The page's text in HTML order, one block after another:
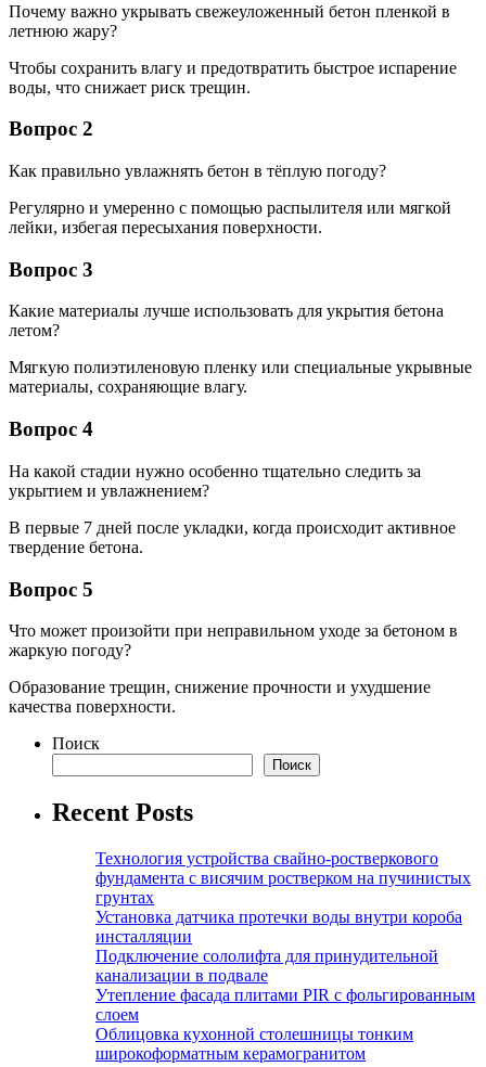
Почему важно укрывать свежеуложенный бетон пленкой в
летнюю жару?
Чтобы сохранить влагу и предотвратить быстрое испарение
воды, что снижает риск трещин.
Вопрос 2
Как правильно увлажнять бетон в тёплую погоду?
Регулярно и умеренно с помощью распылителя или мягкой
лейки, избегая пересыхания поверхности.
Вопрос 3
Какие материалы лучше использовать для укрытия бетона
летом?
Мягкую полиэтиленовую пленку или специальные укрывные
материалы, сохраняющие влагу.
Вопрос 4
На какой стадии нужно особенно тщательно следить за
укрытием и увлажнением?
В первые 7 дней после укладки, когда происходит активное
твердение бетона.
Вопрос 5
Что может произойти при неправильном уходе за бетоном в
жаркую погоду?
Образование трещин, снижение прочности и ухудшение
качества поверхности.
Поиск
Поиск
Recent Posts
Технология устройства свайно-ростверкового
фундамента с висячим ростверком на пучинистых
грунтах
Установка датчика протечки воды внутри короба
инсталляции
Подключение сололифта для принудительной
канализации в подвале
Утепление фасада плитами PIR с фольгированным
слоем
Облицовка кухонной столешницы тонким
широкоформатным керамогранитом